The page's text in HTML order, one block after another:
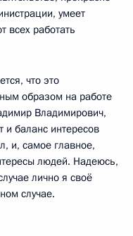
умеет
всех работать
что это
образом на работе
Владимирович,
и баланс интересов
и, самое главное,
людей. Надеюсь,
лично я своё
случае.